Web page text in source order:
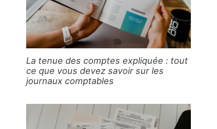
La tenue des comptes expliquée : tout
ce que vous devez savoir sur les
journaux comptables